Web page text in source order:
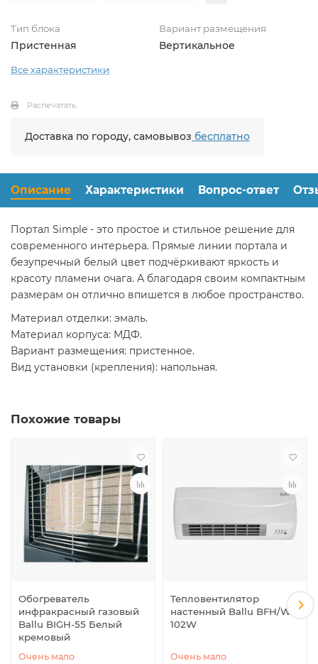
Тип блока
Пристенная
Вариант размещения
Вертикальное
Все характеристики
Распечатать
Доставка по городу, самовывоз бесплатно
Описание Характеристики Вопрос-ответ
Портал Simple - это простое и стильное решение для
современного интерьера. Прямые линии портала и
безупречный белый цвет подчёркивают яркость и
красоту пламени очага. А благодаря своим компактным
размерам он отлично впишется в любое пространство.
Материал отделки: эмаль.
Материал корпуса: МДФ.
Вариант размещения: пристенное.
Вид установки (крепления): напольная.
Похожие товары
Обогреватель
инфракрасный газовый
Ballu BIGH-55 Белый
кремовый
Очень мало
Тепловентилятор
настенный Ballu BFH/W-
102W
Очень мало